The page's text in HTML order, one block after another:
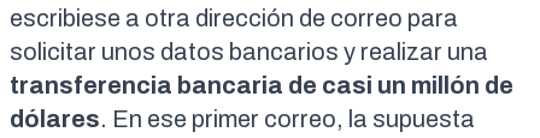
escribiese a otra dirección de correo para
solicitar unos datos bancarios y realizar una
transferencia bancaria de casi un millón de
dólares. En ese primer correo, la supuesta